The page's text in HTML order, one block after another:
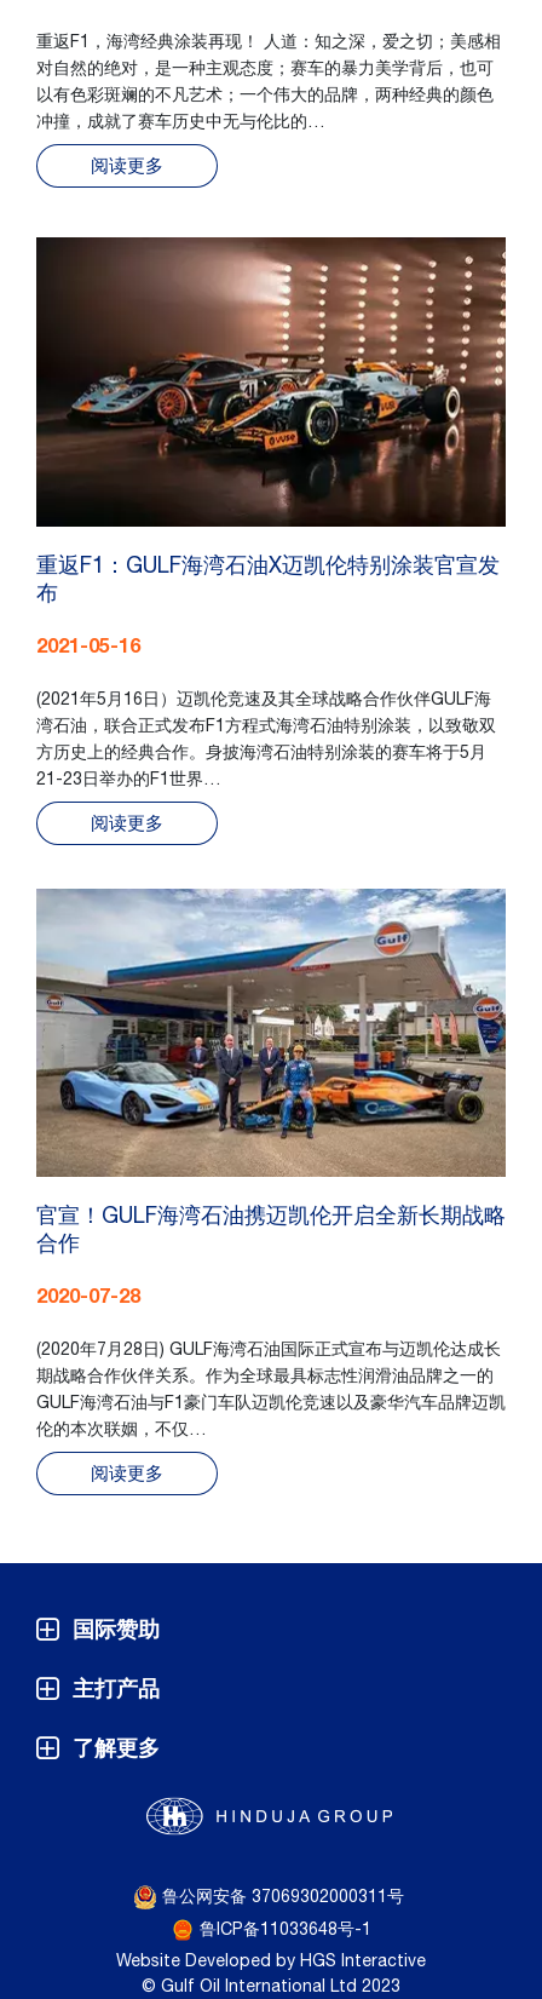
重返F1，海湾经典涂装再现！ 人道：知之深，爱之切；美感相
对自然的绝对，是一种主观态度；赛车的暴力美学背后，也可
以有色彩斑斓的不凡艺术；一个伟大的品牌，两种经典的颜色
冲撞，成就了赛车历史中无与伦比的…
阅读更多
重返F1：GULF海湾石油X迈凯伦特别涂装官宣发
布
2021-05-16
(2021年5月16日）迈凯伦竞速及其全球战略合作伙伴GULF海
湾石油，联合正式发布F1方程式海湾石油特别涂装，以致敬双
方历史上的经典合作。身披海湾石油特别涂装的赛车将于5月
21-23日举办的F1世界…
阅读更多
官宣！GULF海湾石油携迈凯伦开启全新长期战略
合作
2020-07-28
(2020年7月28日) GULF海湾石油国际正式宣布与迈凯伦达成长
期战略合作伙伴关系。作为全球最具标志性润滑油品牌之一的
GULF海湾石油与F1豪门车队迈凯伦竞速以及豪华汽车品牌迈凯
伦的本次联姻，不仅…
阅读更多
国际赞助
主打产品
了解更多
鲁公网安备 37069302000311号
鲁ICP备11033648号-1
Website Developed by HGS Interactive
© Gulf Oil International Ltd 2023